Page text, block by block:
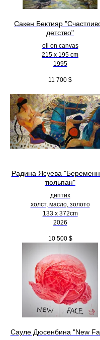
Сакен Бектияр
детство"
oil on canvas
215 x 195 cm
1995
11 700 $
Радина Ясуева
тюльпан"
диптих
холст, масло, золото
133 х 372cm
2026
10 500 $
Сауле Дюсенбина "New